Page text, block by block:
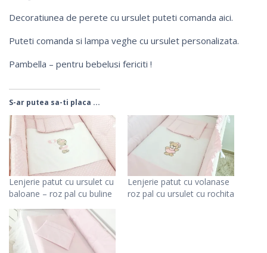
Decoratiunea de perete cu ursulet puteti comanda aici.
Puteti comanda si lampa veghe cu ursulet personalizata.
Pambella – pentru bebelusi fericiti !
S-ar putea sa-ti placa ...
Lenjerie patut cu ursulet cu
baloane – roz pal cu buline
Lenjerie patut cu volanase
roz pal cu ursulet cu rochita